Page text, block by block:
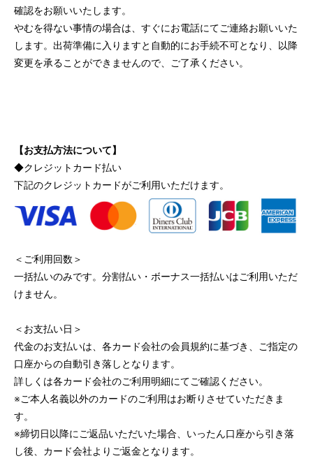
確認をお願いいたします。
やむを得ない事情の場合は、すぐにお電話にてご連絡お願いいた
します。出荷準備に入りますと自動的にお手続不可となり、以降
変更を承ることができませんので、ご了承ください。
【お支払方法について】
◆クレジットカード払い
下記のクレジットカードがご利用いただけます。
＜ご利用回数＞
一括払いのみです。分割払い・ボーナス一括払いはご利用いただ
けません。
＜お支払い日＞
代金のお支払いは、各カード会社の会員規約に基づき、ご指定の
口座からの自動引き落しとなります。
詳しくは各カード会社のご利用明細にてご確認ください。
※ご本人名義以外のカードのご利用はお断りさせていただきま
す。
※締切日以降にご返品いただいた場合、いったん口座から引き落
し後、カード会社よりご返金となります。